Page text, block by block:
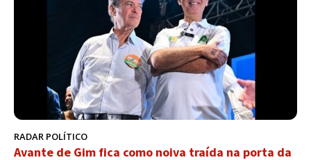
RADAR POLÍTICO
Avante de Gim fica como noiva traída na porta da